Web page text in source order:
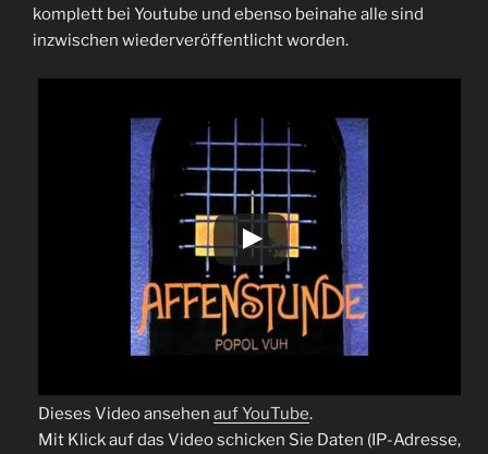
komplett bei Youtube und ebenso beinahe alle sind
inzwischen wiederveröffentlicht worden.
Dieses Video ansehen auf YouTube.
Mit Klick auf das Video schicken Sie Daten (IP-Adresse,